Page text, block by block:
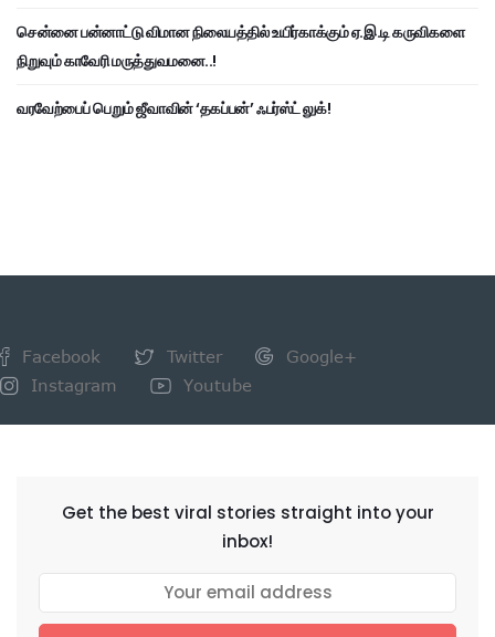
சென்னை பன்னாட்டு விமான நிலையத்தில் உயிர்காக்கும் ஏ.இ.டி கருவிகளை
நிறுவும் காவேரி மருத்துவமனை..!
வரவேற்பைப் பெறும் ஜீவாவின் ‘தகப்பன்’ ஃபர்ஸ்ட் லுக்!
Facebook Twitter
Google+
Instagram
Youtube
Get the best viral stories straight into your
inbox!